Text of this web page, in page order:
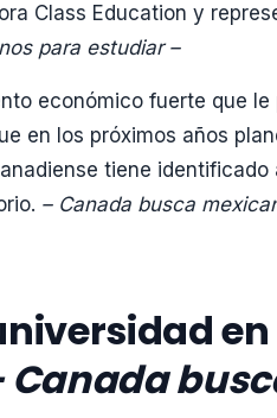
Class Education y
para estudiar –
económico fuerte que
en los próximos años
tiene
– Canada busca
Canada